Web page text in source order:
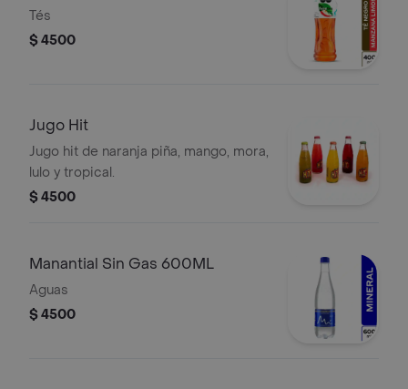
Tés
$ 4500
Jugo Hit
Jugo hit de naranja piña, mango, mora,
lulo y tropical.
$ 4500
Manantial Sin Gas 600ML
Aguas
$ 4500